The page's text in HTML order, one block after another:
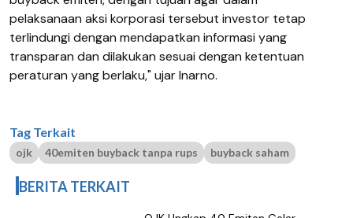
pelaksanaan aksi korporasi tersebut investor tetap
terlindungi dengan mendapatkan informasi yang
transparan dan dilakukan sesuai dengan ketentuan
peraturan yang berlaku," ujar Inarno.
Tag Terkait
ojk 40emiten buyback tanpa rups buyback saham
BERITA TERKAIT